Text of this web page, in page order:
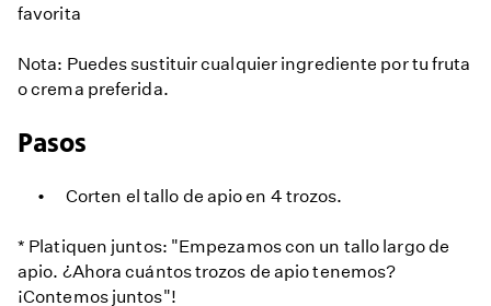
favorita
Nota: Puedes sustituir cualquier ingrediente por tu fruta
o crema preferida.
Pasos
Corten el tallo de apio en 4 trozos.
* Platiquen juntos: "Empezamos con un tallo largo de
apio. ¿Ahora cuántos trozos de apio tenemos?
¡Contemos juntos"!